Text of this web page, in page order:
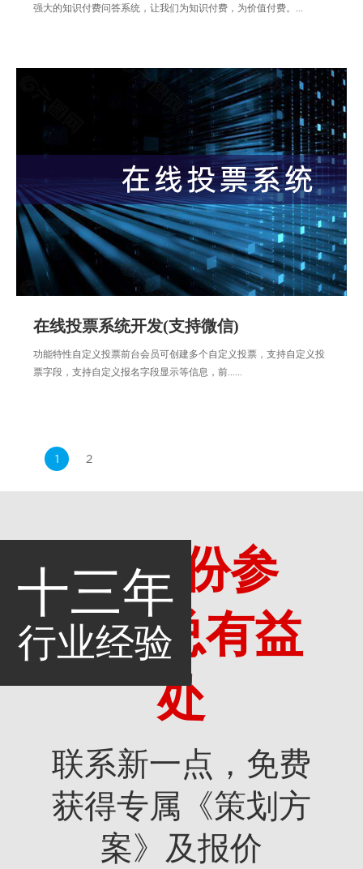
强大的知识付费问答系统，让我们为知识付费，为价值付费。...
在线投票系统开发(支持微信)
功能特性自定义投票前台会员可创建多个自定义投票，支持自定义投
票字段，支持自定义报名字段显示等信息，前......
1 2
十三年
行业经验
多一份参
考，总有益
处
联系新一点，免费
获得专属《策划方
案》及报价